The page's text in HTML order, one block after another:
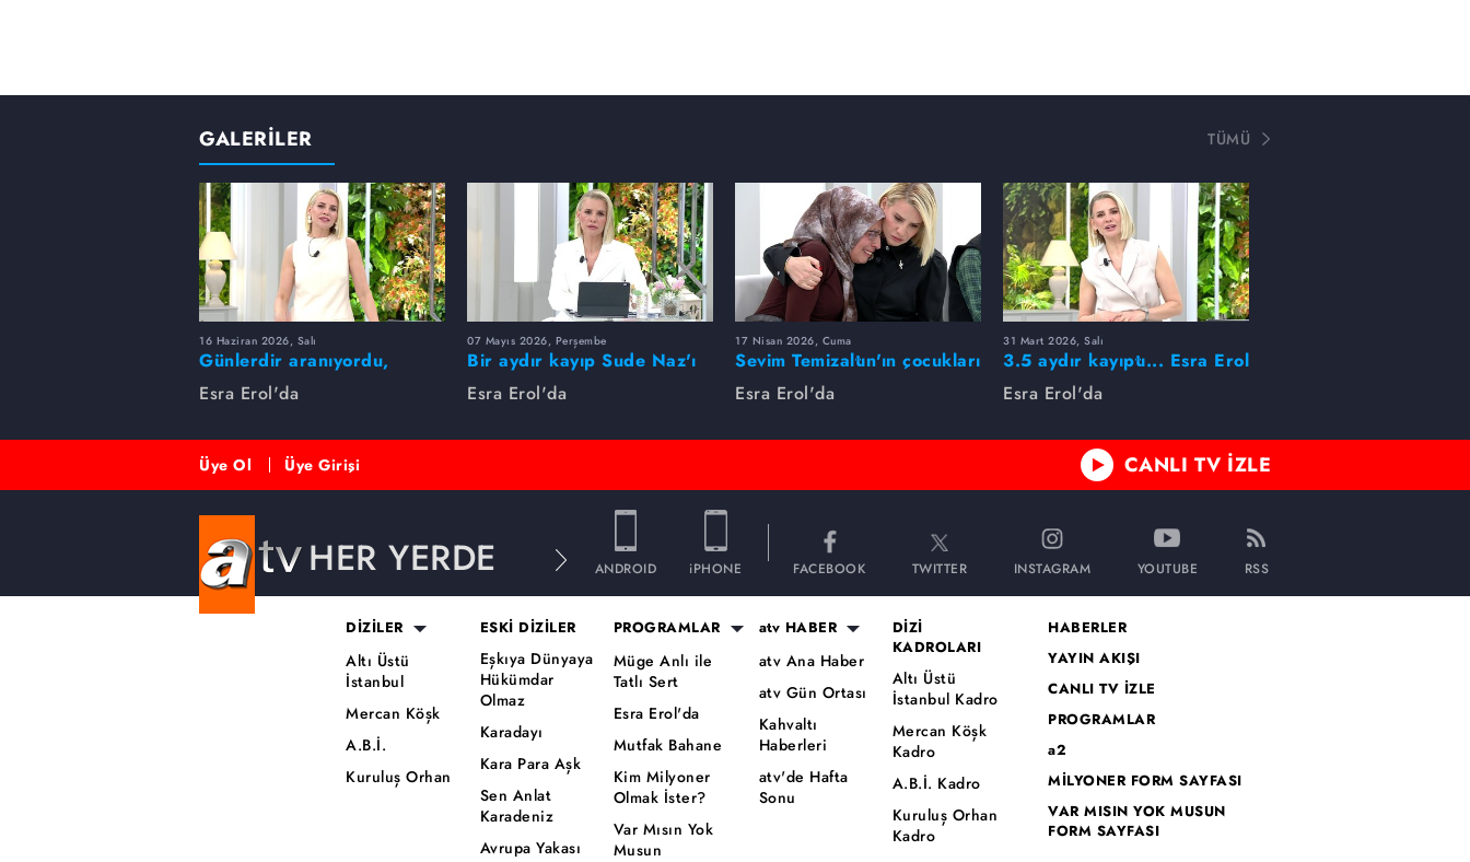
GALERİLER TÜMÜ
16 Haziran 2026, Salı
Günlerdir aranıyordu,
dakikalar içinde bulundu!
Esra Erol'da
07 Mayıs 2026, Perşembe
Bir aydır kayıp Sude Naz'ı
Esra Erol buldu
Esra Erol'da
17 Nisan 2026, Cuma
Sevim Temizaltın'ın çocukları
nerede?
Esra Erol'da
31 Mart 2026, Salı
3.5 aydır kayıptı... Esra Erol
buldu!
Esra Erol'da
Üye Ol Üye Girişi CANLI TV İZLE
HER YERDE ANDROID iPHONE FACEBOOK TWITTER INSTAGRAM YOUTUBE RSS
DİZİLER
Altı Üstü
İstanbul
Mercan Köşk
A.B.İ.
Kuruluş Orhan
ESKİ DİZİLER
Eşkıya Dünyaya
Hükümdar
Olmaz
Karadayı
Kara Para Aşk
Sen Anlat
Karadeniz
Avrupa Yakası
PROGRAMLAR
Müge Anlı ile
Tatlı Sert
Esra Erol'da
Mutfak Bahane
Kim Milyoner
Olmak İster?
Var Mısın Yok
Musun
atv HABER
atv Ana Haber
atv Gün Ortası
Kahvaltı
Haberleri
atv'de Hafta
Sonu
DİZİ
KADROLARI
Altı Üstü
İstanbul Kadro
Mercan Köşk
Kadro
A.B.İ. Kadro
Kuruluş Orhan
Kadro
HABERLER
YAYIN AKIŞI
CANLI TV İZLE
PROGRAMLAR
a2
MİLYONER FORM SAYFASI
VAR MISIN YOK MUSUN
FORM SAYFASI